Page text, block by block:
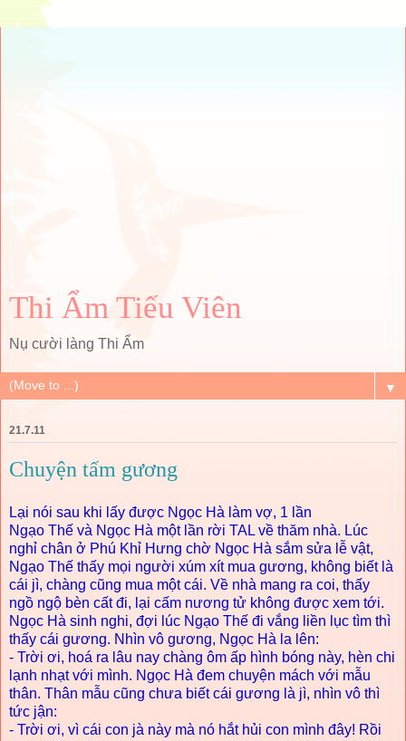
Thi Ẩm Tiếu Viên
Nụ cười làng Thi Ẩm
▼
21.7.11
Chuyện tấm gương
Lại nói sau khi lấy được Ngọc Hà làm vợ, 1 lần
Ngạo Thế và Ngọc Hà một lần rời TAL về thăm nhà. Lúc
nghỉ chân ở Phú Khỉ Hưng chờ Ngọc Hà sắm sửa lễ vật,
Ngạo Thế thấy mọi người xúm xít mua gương, không biết là
cái jì, chàng cũng mua một cái. Về nhà mang ra coi, thấy
ngồ ngộ bèn cất đi, lại cấm nương tử không được xem tới.
Ngọc Hà sinh nghi, đợi lúc Ngạo Thế đi vắng liền lục tìm thì
thấy cái gương. Nhìn vô gương, Ngọc Hà la lên:
- Trời ơi, hoá ra lâu nay chàng ôm ấp hình bóng này, hèn chi
lạnh nhạt với mình. Ngọc Hà đem chuyện mách với mẫu
thân. Thân mẫu cũng chưa biết cái gương là jì, nhìn vô thì
tức jận:
- Trời ơi, vì cái con jà này mà nó hắt hủi con mình đây! Rồi